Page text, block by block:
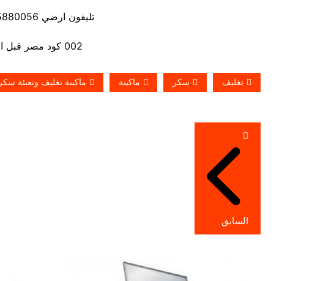
تليفون ارضي 0225880056
002 كود مصر قبل الرقم
تغليف سكر ماكينة ماكينة تغليف وتعبئة سكر
تصفّح
المقالات
السابق